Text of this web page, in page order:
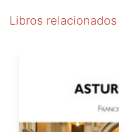
Libros relacionados